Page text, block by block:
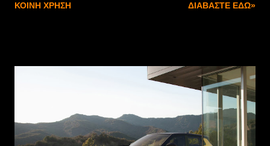
ΚΟΙΝΉ ΧΡΉΣΗ ΔΙΑΒΆΣΤΕ ΕΔΏ»